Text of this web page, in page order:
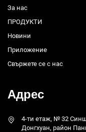
За нас
ПРОДУКТИ
Новини
Приложение
Свържете се с нас
Адрес
4-ти етаж, № 32
Донгхуан, район